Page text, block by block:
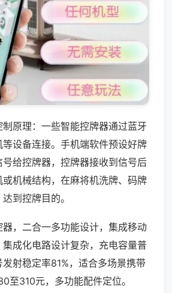
原理：一些智能控牌器通过蓝牙
设备连接。手机端软件预设好牌
给控牌器，控牌器接收到信号后
机械结构，在麻将机洗牌、码牌
到控牌目的。
，二合一多功能设计，集成移动
集成化电路设计复杂，充电容量普
射稳定率81%，适合多场景携带
至310元，多功能配件定位。